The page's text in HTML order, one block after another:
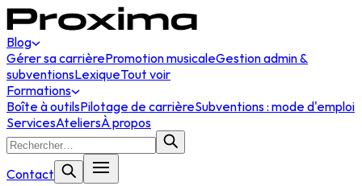
Blog
Gérer sa carrièrePromotion musicaleGestion admin &
subventionsLexiqueTout voir
Formations
Boîte à outilsPilotage de carrièreSubventions : mode d'emploi
ServicesAteliersÀ propos
Contact